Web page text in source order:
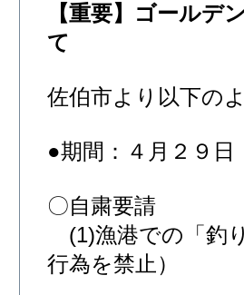
【重要】ゴールデ
て
佐伯市より以下の
●期間：４月２９日
〇自粛要請
(1)漁港での「釣
行為を禁止）